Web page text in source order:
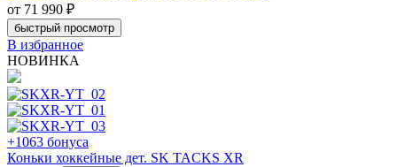
от 71 990 ₽
быстрый просмотр
В избранное
НОВИНКА
+1063 бонуса
Коньки хоккейные дет. SK TACKS XR